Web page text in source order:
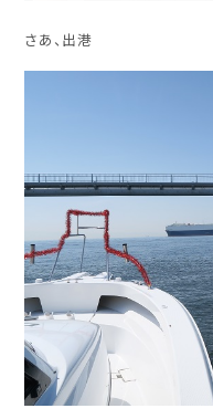
さあ、出港